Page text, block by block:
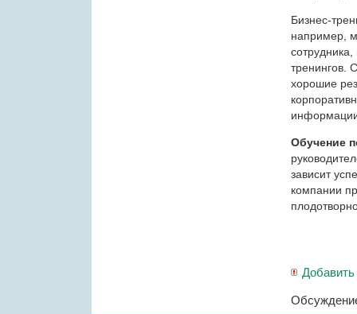
Бизнес-
например,
тренингов.
хорошие
Обучение
зависит
компании